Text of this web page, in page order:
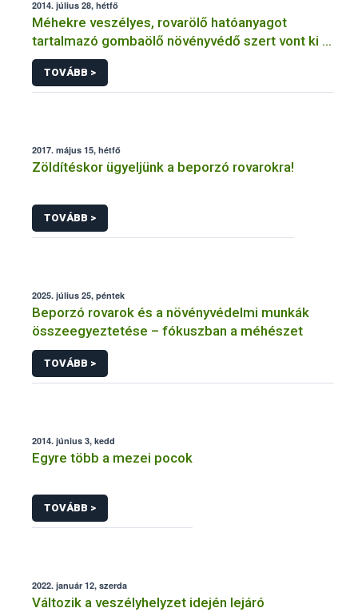
2014. július 28, hétfő
Méhekre veszélyes, rovarölő hatóanyagot
tartalmazó gombaölő növényvédő szert vont ki a
forgalomból a NÉBIH
TOVÁBB >
2017. május 15, hétfő
Zöldítéskor ügyeljünk a beporzó rovarokra!
TOVÁBB >
2025. július 25, péntek
Beporzó rovarok és a növényvédelmi munkák
összeegyeztetése – fókuszban a méhészet
TOVÁBB >
2014. június 3, kedd
Egyre több a mezei pocok
TOVÁBB >
2022. január 12, szerda
Változik a veszélyhelyzet idején lejáró